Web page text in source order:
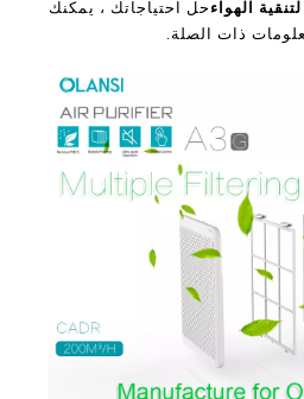
الهواء حل احتياجاتك ، يمكنك
ذات الصلة.